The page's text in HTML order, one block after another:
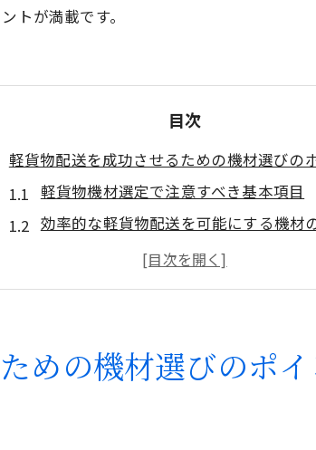
トが満載です。
目次
軽貨物配送を成功させるための機材選びの
軽貨物機材選定で注意すべき基本項目
効率的な軽貨物配送を可能にする機材
軽貨物車両の選択で考慮すべき要素
配送効率を高める軽貨物アクセサリー
時代に応じた軽貨物機材のアップデート
実際の現場で活躍する軽貨物機材の選び方
めの機材選びのポイ